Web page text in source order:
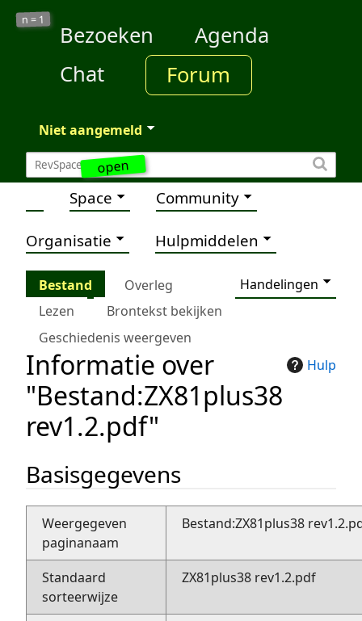
open
n = 1
Bezoeken
Agenda
Chat
Forum
Niet aangemeld
Space Community
Organisatie Hulpmiddelen
Bestand Overleg
Handelingen
Lezen
Brontekst bekijken
Geschiedenis weergeven
Hulp
Informatie over
"Bestand:ZX81plus38
rev1.2.pdf"
Basisgegevens
Weergegeven
paginanaam
Bestand:ZX81plus38
Standaard
sorteerwijze
ZX81plus38 rev1.2.pdf